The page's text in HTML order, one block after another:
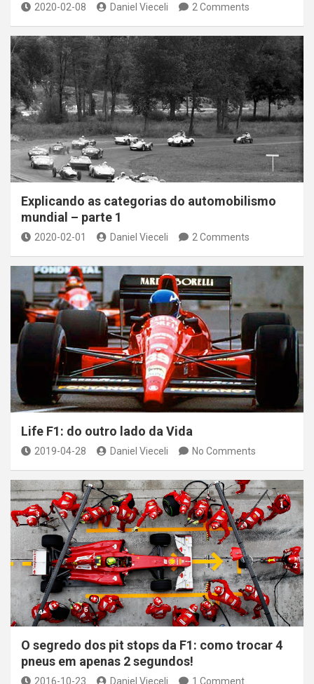
2020-02-08 Daniel Vieceli 2 Comments
Explicando as categorias do automobilismo
mundial – parte 1
2020-02-01 Daniel Vieceli 2 Comments
Life F1: do outro lado da Vida
2019-04-28 Daniel Vieceli No Comments
O segredo dos pit stops da F1: como trocar 4
pneus em apenas 2 segundos!
2016-10-23 Daniel Vieceli 1 Comment